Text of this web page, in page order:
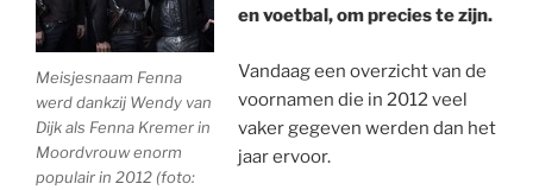
Meisjesnaam Fenna
werd dankzij Wendy van
Dijk als Fenna Kremer in
Moordvrouw enorm
populair in 2012 (foto:
en voetbal, om precies te zijn.
Vandaag een overzicht van de
voornamen die in 2012 veel
vaker gegeven werden dan het
jaar ervoor.